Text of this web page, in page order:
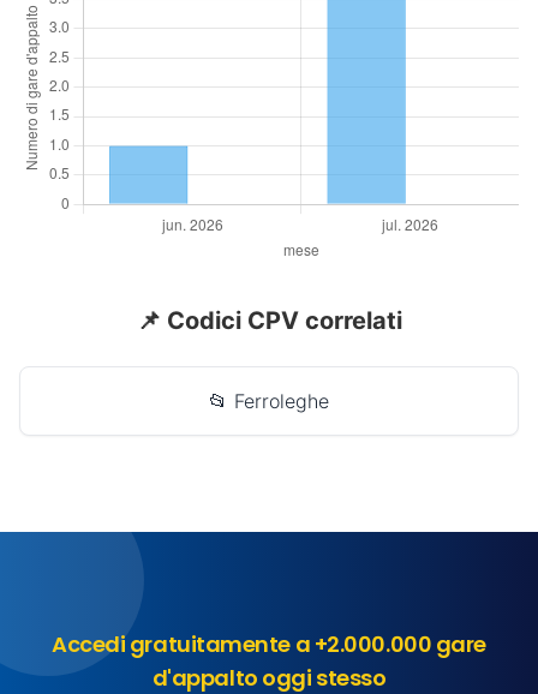
📌 Codici CPV correlati
📂 Ferroleghe
Accedi gratuitamente a +2.000.000 gare
d'appalto oggi stesso